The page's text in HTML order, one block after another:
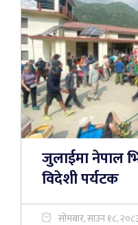
जुलाईमा नेपाल
विदेशी पर्यटक
सोमबार, साउन १८,